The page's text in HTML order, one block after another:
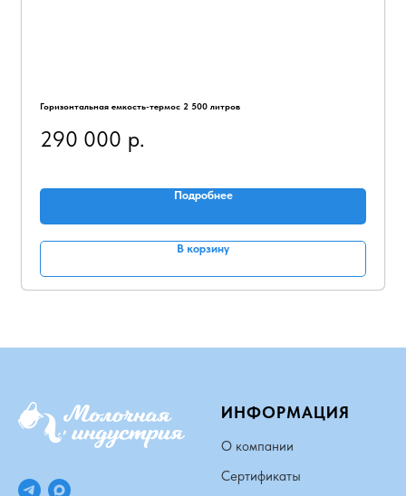
Горизонтальная емкость-термос 2 500 литров
290 000 р.
Подробнее
В корзину
ИНФОРМАЦИЯ
О компании
Сертификаты